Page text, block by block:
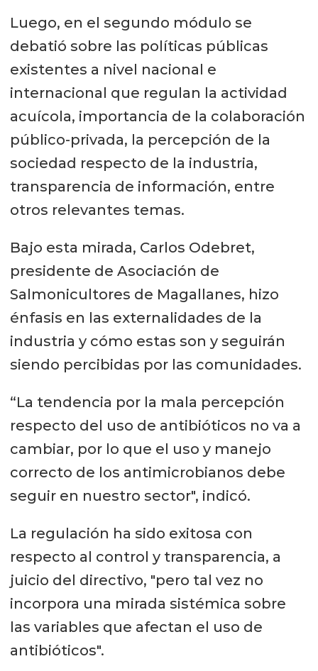
Luego, en el segundo módulo se
debatió sobre las políticas públicas
existentes a nivel nacional e
internacional que regulan la actividad
acuícola, importancia de la colaboración
público-privada, la percepción de la
sociedad respecto de la industria,
transparencia de información, entre
otros relevantes temas.
Bajo esta mirada, Carlos Odebret,
presidente de Asociación de
Salmonicultores de Magallanes, hizo
énfasis en las externalidades de la
industria y cómo estas son y seguirán
siendo percibidas por las comunidades.
“La tendencia por la mala percepción
respecto del uso de antibióticos no va a
cambiar, por lo que el uso y manejo
correcto de los antimicrobianos debe
seguir en nuestro sector", indicó.
La regulación ha sido exitosa con
respecto al control y transparencia, a
juicio del directivo, "pero tal vez no
incorpora una mirada sistémica sobre
las variables que afectan el uso de
antibióticos".